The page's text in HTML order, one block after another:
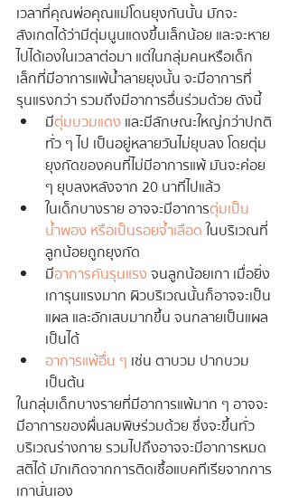
เวลาที่คุณพ่อคุณแม่โดนยุงกันนั้น มักจะ
สังเกตได้ว่ามีตุ่มนูนแดงขึ้นเล็กน้อย และจะหาย
ไปได้เองในเวลาต่อมา แต่ในกลุ่มคนหรือเด็ก
เล็กที่มีอาการแพ้น้ำลายยุงนั้น จะมีอาการที่
รุนแรงกว่า รวมถึงมีอาการอื่นร่วมด้วย ดังนี้
มีตุ่มบวมแดง และมีลักษณะใหญ่กว่าปกติ
ทั่ว ๆ ไป เป็นอยู่หลายวันไม่ยุบลง โดยตุ่ม
ยุงกัดของคนที่ไม่มีอาการแพ้ มันจะค่อย
ๆ ยุบลงหลังจาก 20 นาทีไปแล้ว
ในเด็กบางราย อาจจะมีอาการตุ่มเป็น
น้ำพอง หรือเป็นรอยจ้ำเลือด ในบริเวณที่
ลูกน้อยถูกยุงกัด
มีอาการคันรุนแรง จนลูกน้อยเกา เมื่อยิ่ง
เการุนแรงมาก ผิวบริเวณนั้นก็อาจจะเป็น
แผล และอักเสบมากขึ้น จนกลายเป็นแผล
เป็นได้
อาการแพ้อื่น ๆ เช่น ตาบวม ปากบวม
เป็นต้น
ในกลุ่มเด็กบางรายที่มีอาการแพ้มาก ๆ อาจจะ
มีอาการของผื่นลมพิษร่วมด้วย ซึ่งจะขึ้นทั่ว
บริเวณร่างกาย รวมไปถึงอาจจะมีอาการหมด
สติได้ มักเกิดจากการติดเชื้อแบคทีเรียจากการ
เกานั่นเอง